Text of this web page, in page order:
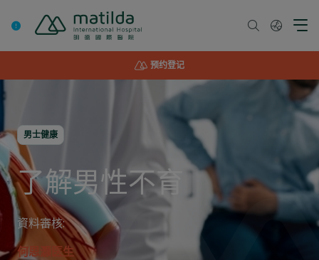
预约登记
男士健康
了解男性不育
資料審核:
何思灏医生